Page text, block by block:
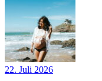
22. Juli 2026